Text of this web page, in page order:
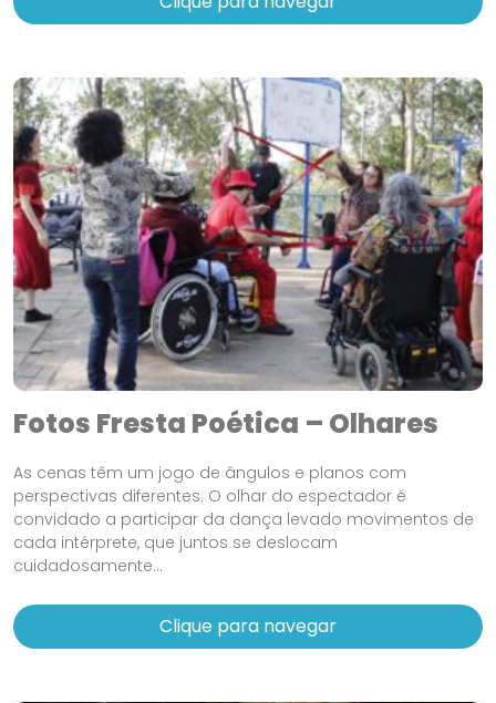
Fotos Fresta Poética – Olhares
As cenas têm um jogo de ângulos e planos com
perspectivas diferentes. O olhar do espectador é
convidado a participar da dança levado movimentos de
cada intérprete, que juntos se deslocam
cuidadosamente...
Clique para navegar